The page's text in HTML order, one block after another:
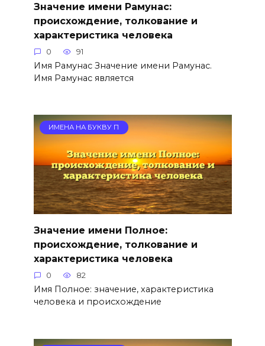
Значение имени Рамунас:
происхождение, толкование и
характеристика человека
0 91
Имя Рамунас Значение имени Рамунас.
Имя Рамунас является
ИМЕНА НА БУКВУ П
Значение имени Полное:
происхождение, толкование и
характеристика человека
0 82
Имя Полное: значение, характеристика
человека и происхождение